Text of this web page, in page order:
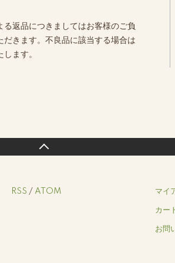
る返品につきましてはお客様のご負
だきます。不良品に該当する場合は
ます。
RSS / ATOM マイ
カー
お問